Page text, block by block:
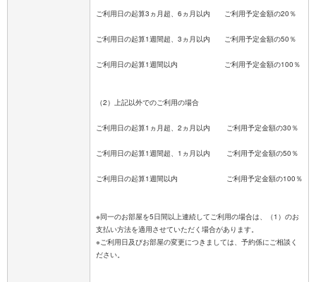
ご利用日の起算3ヵ月超、6ヵ月以内 ご利用予定金額の20％
ご利用日の起算1週間超、3ヵ月以内 ご利用予定金額の50％
ご利用日の起算1週間以内 ご利用予定金額の100％
（2）上記以外でのご利用の場合
ご利用日の起算1ヵ月超、2ヵ月以内 ご利用予定金額の30％
ご利用日の起算1週間超、1ヵ月以内 ご利用予定金額の50％
ご利用日の起算1週間以内 ご利用予定金額の100％
※同一のお部屋を5日間以上連続してご利用の場合は、（1）のお
支払い方法を適用させていただく場合があります。
※ご利用日及びお部屋の変更につきましては、予約係にご相談く
ださい。